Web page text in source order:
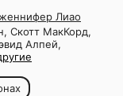
Лиао
Скотт МакКорд,
Алпей,